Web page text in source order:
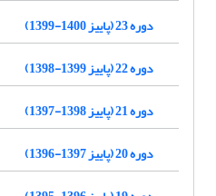
دوره 23 (پاییز 1400-1399)
دوره 22 (پاییز 1399-1398)
دوره 21 (پاییز 1398-1397)
دوره 20 (پاییز 1397-1396)